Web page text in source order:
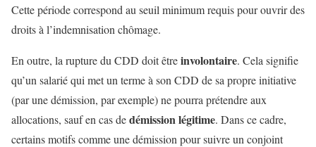
Cette période correspond au seuil minimum requis pour ouvrir des
droits à l’indemnisation chômage.
En outre, la rupture du CDD doit êtreinvolontaire. Cela signifie
qu’un salarié qui met un terme à son CDD de sa propre initiative
(par une démission, par exemple) ne pourra prétendre aux
allocations, sauf en cas dedémission légitime. Dans ce cadre,
certains motifs comme une démission pour suivre un conjoint